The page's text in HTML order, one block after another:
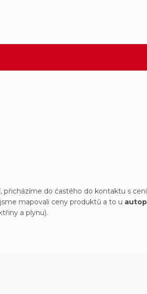
přicházíme do častého do kontaktu s
mapovali ceny produktů a to u
a plynu).